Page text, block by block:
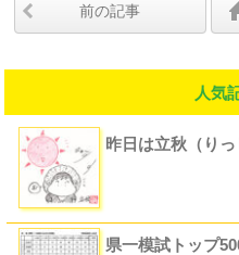
前の記事
人気
昨日は立秋（り
県一模試トップ